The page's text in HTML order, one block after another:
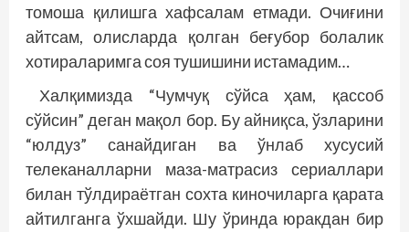
томоша қилишга хафсалам етмади. Очиғини
айтсам, олисларда қолган беғубор болалик
хотираларимга соя тушишини истамадим…
Халқимизда “Чумчуқ сўйса ҳам, қассоб
сўйсин” деган мақол бор. Бу айниқса, ўзларини
“юлдуз” санайдиган ва ўнлаб хусусий
телеканалларни маза-матрасиз сериаллари
билан тўлдираётган сохта киночиларга қарата
айтилганга ўхшайди. Шу ўринда юракдан бир